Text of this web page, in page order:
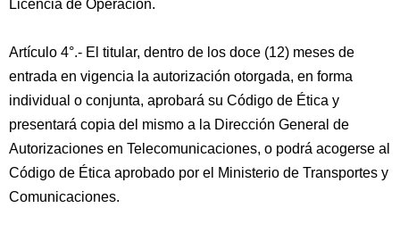
Licencia de Operación.
Artículo 4°.- El titular, dentro de los doce (12) meses de
entrada en vigencia la autorización otorgada, en forma
individual o conjunta, aprobará su Código de Ética y
presentará copia del mismo a la Dirección General de
Autorizaciones en Telecomunicaciones, o podrá acogerse al
Código de Ética aprobado por el Ministerio de Transportes y
Comunicaciones.